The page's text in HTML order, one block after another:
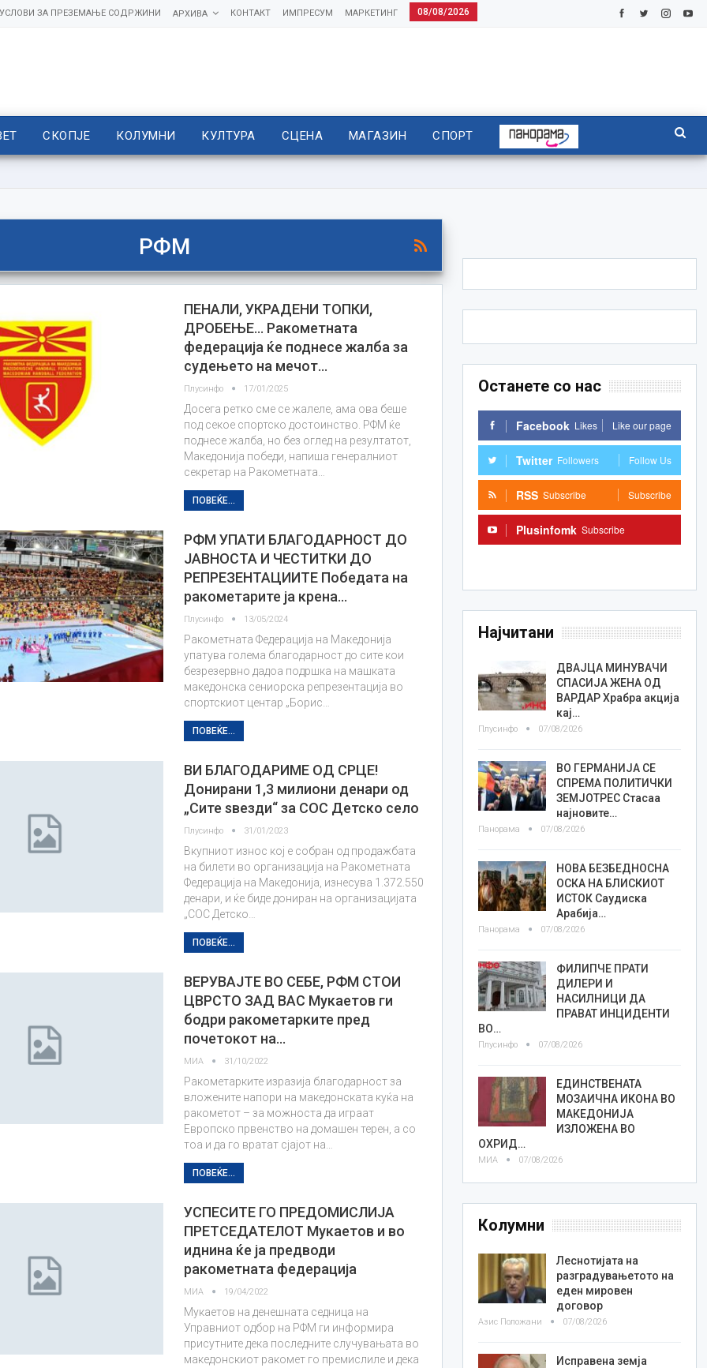
08/08/2026
МАРКЕТИНГ
ИМПРЕСУМ
КОНТАКТ
АРХИВА
УСЛОВИ ЗА ПРЕЗЕМАЊЕ СОДРЖИНИ
СКОПЈЕ КОЛУМНИ КУЛТУРА СЦЕНА МАГАЗИН СПОРТ
РФМ
ПЕНАЛИ, УКРАДЕНИ ТОПКИ,
ДРОБЕЊЕ… Ракометната
федерација ќе поднесе жалба за
судењето на мечот…
Плусинфо 17/01/2025
Досега ретко сме се жалеле, ама ова беше
под секое спортско достоинство. РФМ ќе
поднесе жалба, но без оглед на резултатот,
Македонија победи, напиша генералниот
секретар на Ракометната…
ПОВЕЌЕ...
РФМ УПАТИ БЛАГОДАРНОСТ ДО
ЈАВНОСТА И ЧЕСТИТКИ ДО
РЕПРЕЗЕНТАЦИИТЕ Победата на
ракометарите ја крена…
Плусинфо 13/05/2024
Ракометната Федерација на Македонија
упатува голема благодарност до сите кои
безрезервно дадоа подршка на машката
македонска сениорска репрезентација во
спортскиот центар „Борис…
ПОВЕЌЕ...
ВИ БЛАГОДАРИМЕ ОД СРЦЕ!
Донирани 1,3 милиони денари од
„Сите ѕвезди“ за СОС Детско село
Плусинфо 31/01/2023
Вкупниот износ кој е собран од продажбата
на билети во организација на Ракометната
Федерација на Македонија, изнесува 1.372.550
денари, и ќе биде дониран на организацијата
„СОС Детско…
ПОВЕЌЕ...
ВЕРУВАЈТЕ ВО СЕБЕ, РФМ СТОИ
ЦВРСТО ЗАД ВАС Мукаетов ги
бодри ракометарките пред
почетокот на…
МИА 31/10/2022
Ракометарките изразија благодарност за
вложените напори на македонската куќа на
ракометот – за можноста да играат
Европско првенство на домашен терен, а со
тоа и да го вратат сјајот на…
ПОВЕЌЕ...
УСПЕСИТЕ ГО ПРЕДОМИСЛИЈА
ПРЕТСЕДАТЕЛОТ Мукаетов и во
иднина ќе ја предводи
ракометната федерација
МИА 19/04/2022
Мукаетов на денешната седница на
Управниот одбор на РФМ ги информира
присутните дека последните случувањата во
македонскиот ракомет го премислиле и дека
Останете со нас
Facebook Likes Like our page
Twitter Followers Follow Us
RSS Subscribe Subscribe
Plusinfomk Subscribe
Најчитани
ДВАЈЦА МИНУВАЧИ
СПАСИЈА ЖЕНА ОД
ВАРДАР Храбра акција
кај…
Плусинфо 07/08/2026
ВО ГЕРМАНИЈА СЕ
СПРЕМА ПОЛИТИЧКИ
ЗЕМЈОТРЕС Стасаа
најновите…
Панорама 07/08/2026
НОВА БЕЗБЕДНОСНА
ОСКА НА БЛИСКИОТ
ИСТОК Саудиска
Арабија…
Панорама 07/08/2026
ФИЛИПЧЕ ПРАТИ
ДИЛЕРИ И
НАСИЛНИЦИ ДА
ПРАВАТ ИНЦИДЕНТИ
ВО…
Плусинфо 07/08/2026
ЕДИНСТВЕНАТА
МОЗАИЧНА ИКОНА ВО
МАКЕДОНИЈА
ИЗЛОЖЕНА ВО
ОХРИД…
МИА 07/08/2026
Колумни
Леснотијата на
разградувањетото на
еден мировен
договор
Азис Положани 07/08/2026
Исправена земја